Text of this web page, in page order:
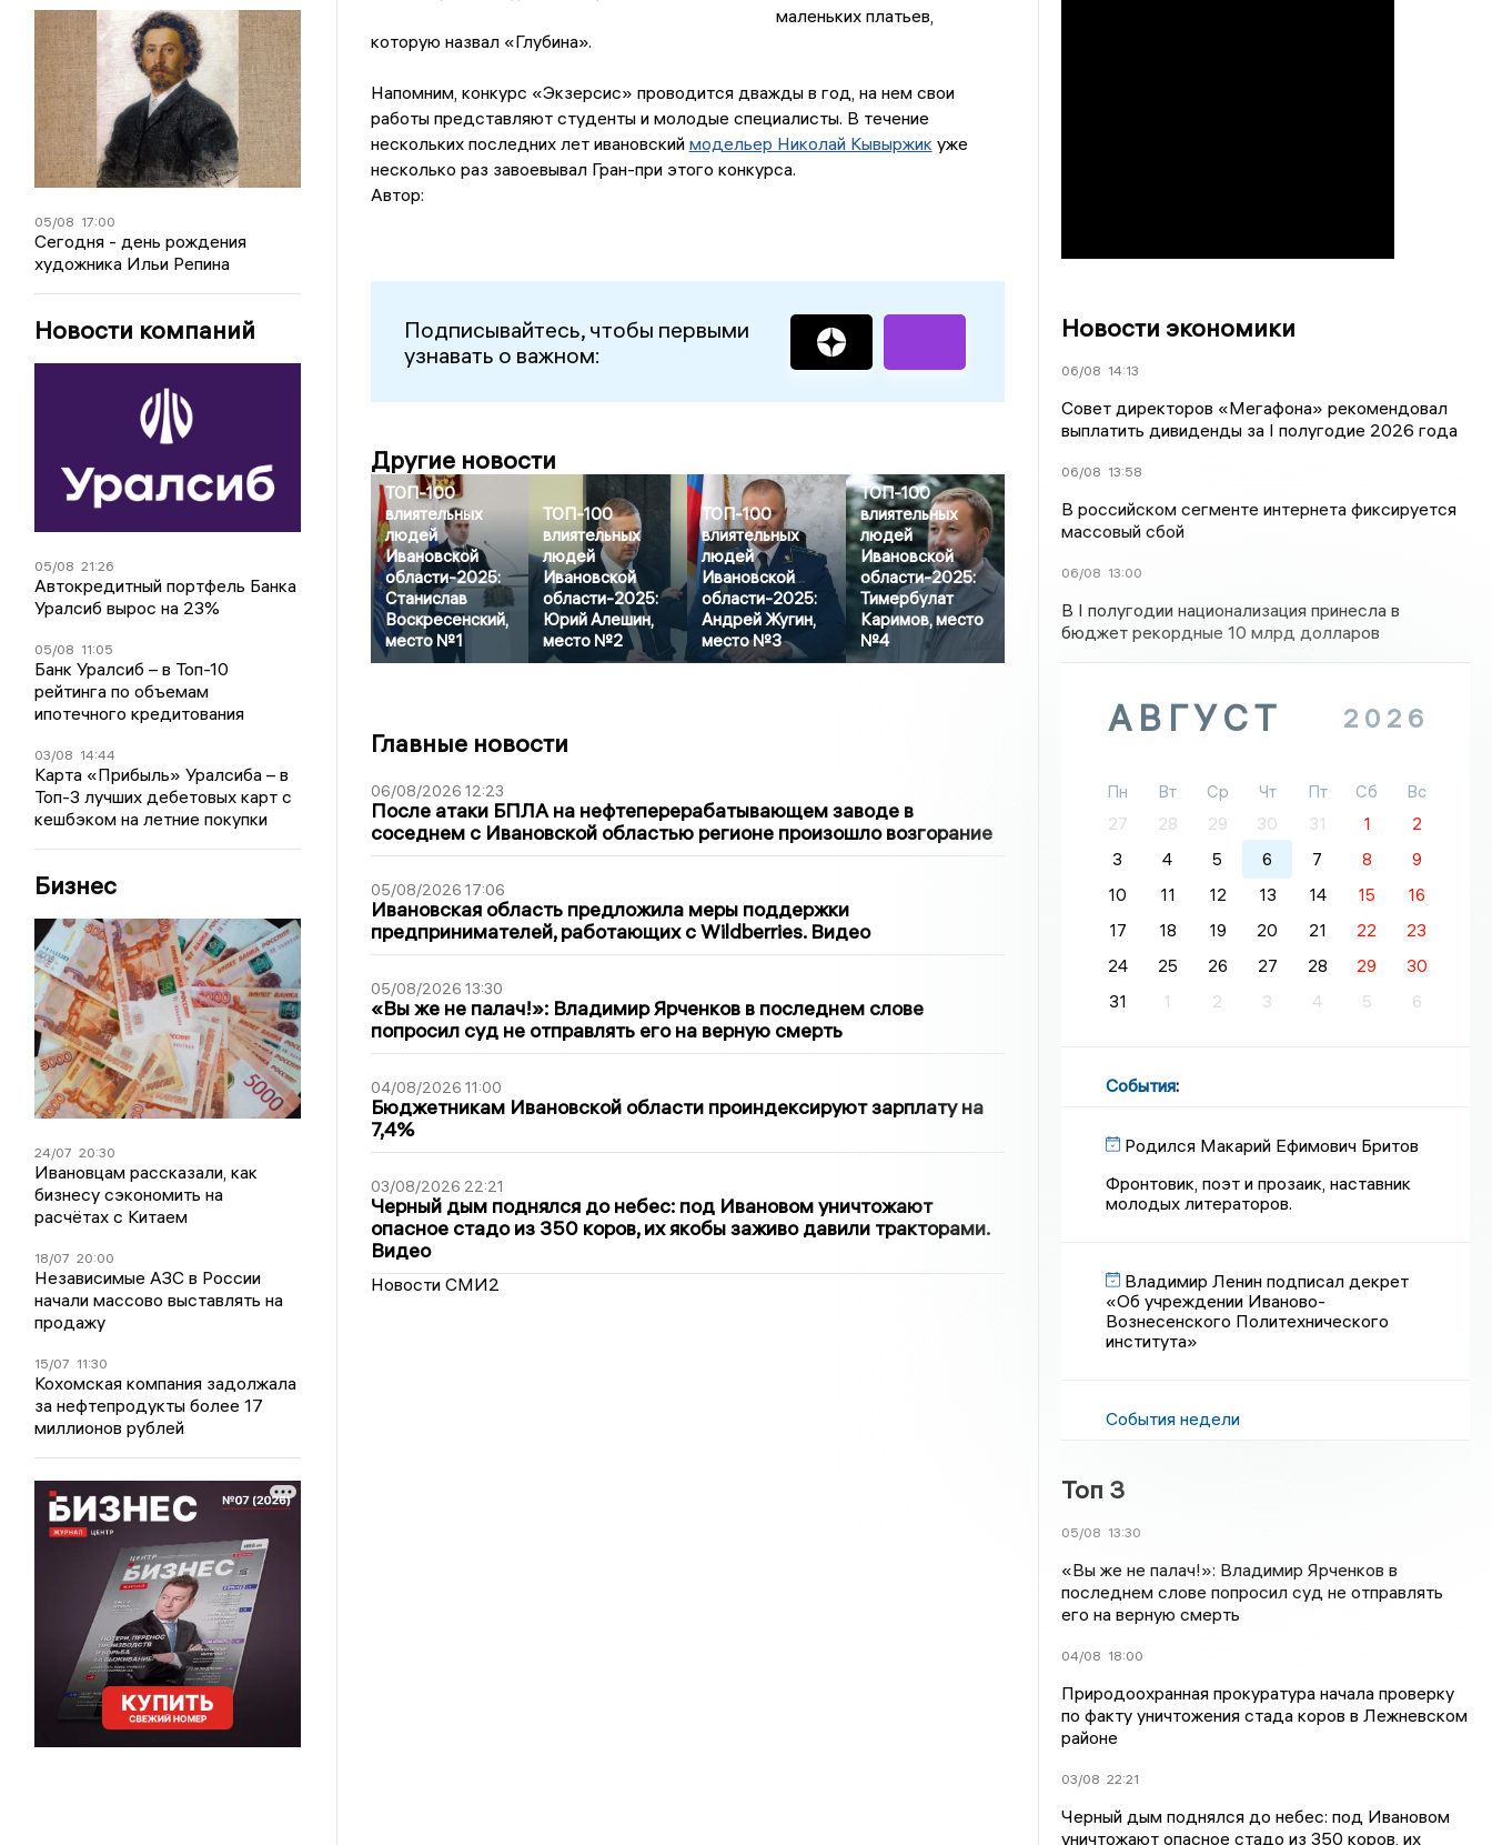
05/08 17:00
Сегодня - день рождения
художника Ильи Репина
Новости компаний
05/08 21:26
Автокредитный портфель Банка
Уралсиб вырос на 23%
05/08 11:05
Банк Уралсиб – в Топ-10
рейтинга по объемам
ипотечного кредитования
03/08 14:44
Карта «Прибыль» Уралсиба – в
Топ-3 лучших дебетовых карт с
кешбэком на летние покупки
Бизнес
24/07 20:30
Ивановцам рассказали, как
бизнесу сэкономить на
расчётах с Китаем
18/07 20:00
Независимые АЗС в России
начали массово выставлять на
продажу
15/07 11:30
Кохомская компания задолжала
за нефтепродукты более 17
миллионов рублей
маленьких платьев,
которую назвал «Глубина».
Напомним, конкурс «Экзерсис» проводится дважды в год, на нем свои
работы представляют студенты и молодые специалисты. В течение
нескольких последних лет ивановский модельер Николай Кывыржик уже
несколько раз завоевывал Гран-при этого конкурса.
Автор:
Подписывайтесь, чтобы первыми
узнавать о важном:
Другие новости
ТОП-100
влиятельных
людей
Ивановской
области-2025:
Станислав
Воскресенский,
место №1
ТОП-100
влиятельных
людей
Ивановской
области-2025:
Юрий Алешин,
место №2
ТОП-100
влиятельных
людей
Ивановской
области-2025:
Андрей Жугин,
место №3
ТОП-100
влиятельных
людей
Ивановской
области-2025:
Тимербулат
Каримов, место
№4
Главные новости
06/08/2026 12:23
После атаки БПЛА на нефтеперерабатывающем заводе в
соседнем с Ивановской областью регионе произошло возгорание
05/08/2026 17:06
Ивановская область предложила меры поддержки
предпринимателей, работающих с Wildberries. Видео
05/08/2026 13:30
«Вы же не палач!»: Владимир Ярченков в последнем слове
попросил суд не отправлять его на верную смерть
04/08/2026 11:00
Бюджетникам Ивановской области проиндексируют зарплату на
7,4%
03/08/2026 22:21
Черный дым поднялся до небес: под Ивановом уничтожают
опасное стадо из 350 коров, их якобы заживо давили тракторами.
Видео
Новости СМИ2
Новости экономики
06/08 14:13
Совет директоров «Мегафона» рекомендовал
выплатить дивиденды за I полугодие 2026 года
06/08 13:58
В российском сегменте интернета фиксируется
массовый сбой
06/08 13:00
В I полугодии национализация принесла в
бюджет рекордные 10 млрд долларов
АВГУСТ 2026
Пн Вт Ср Чт Пт Сб
Вс
27
28 29 30 31 1
2
3
4 5 6 7 8
9
10
11 12 13 14 15
16
17
18 19 20 21 22
23
24
25 26 27 28 29
30
31
1 2 3 4 5 6
События:
Родился Макарий Ефимович Бритов
Фронтовик, поэт и прозаик, наставник
молодых литераторов.
Владимир Ленин подписал декрет
«Об учреждении Иваново-
Вознесенского Политехнического
института»
События недели
Топ 3
05/08 13:30
«Вы же не палач!»: Владимир Ярченков в
последнем слове попросил суд не отправлять
его на верную смерть
04/08 18:00
Природоохранная прокуратура начала проверку
по факту уничтожения стада коров в Лежневском
районе
03/08 22:21
Черный дым поднялся до небес: под Ивановом
уничтожают опасное стадо из 350 коров, их